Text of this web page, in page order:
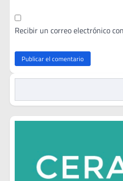
Recibir un correo electrónico